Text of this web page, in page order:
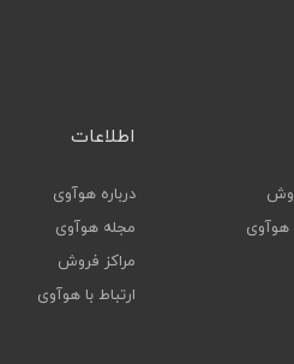
هوآوی
اطلاعات
درباره هوآوی
مجله هوآوی
مراکز فروش
ارتباط با هوآوی